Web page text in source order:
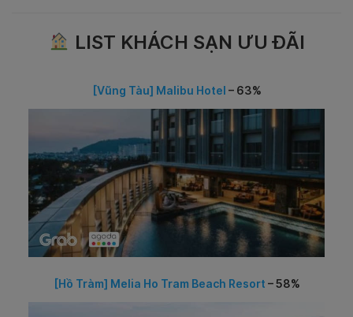
LIST KHÁCH SẠN ƯU ĐÃI
[Vũng Tàu] Malibu Hotel – 63%
[Hồ Tràm] Melia Ho Tram Beach Resort – 58%